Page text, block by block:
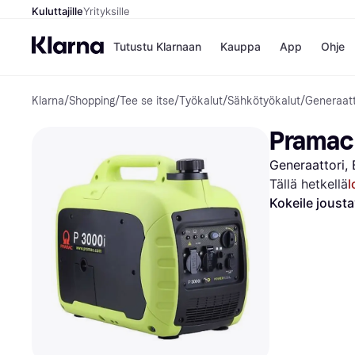
KuluttajilleYrityksille
Tutustu Klarnaan Kauppa
Kaupat
Gigantti
H&M
Peten
Wolt
App Ohje
Klarna/Shopping/Tee se itse/Työkalut/Sähkötyökalut/
Generaattori,
Tällä hetkellä
Kokeile